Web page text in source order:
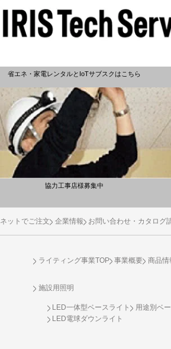
省エネ・家電レンタルとIoTサブスクはこちら
協力工事店様募集中
ネットでご注文 企業情報 お問い合わせ・カタログ
ライティング事業TOP 事業概要 商品情
施設用照明
LED一体型ベースライト
用途別ベ
LED電球ダウンライト